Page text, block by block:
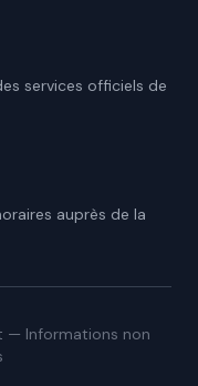
services officiels de
auprès de la
— Informations non